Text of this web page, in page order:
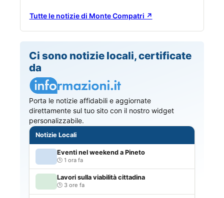
Tutte le notizie di Monte Compatri ↗
Ci sono notizie locali, certificate
da
Porta le notizie affidabili e aggiornate
direttamente sul tuo sito con il nostro widget
personalizzabile.
Notizie Locali
Eventi nel weekend a Pineto
1 ora fa
Lavori sulla viabilità cittadina
3 ore fa